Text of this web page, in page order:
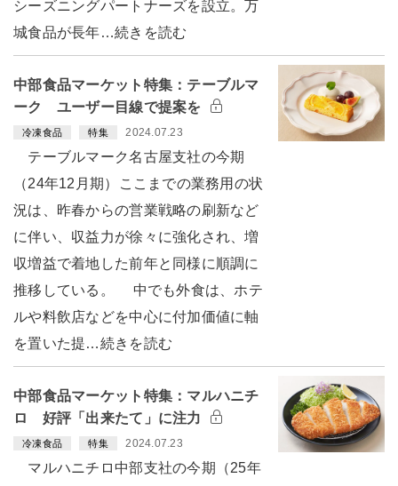
シーズニングパートナーズを設立。万
城食品が長年…続きを読む
中部食品マーケット特集：テーブルマ
ーク ユーザー目線で提案を
冷凍食品 特集 2024.07.23
テーブルマーク名古屋支社の今期
（24年12月期）ここまでの業務用の状
況は、昨春からの営業戦略の刷新など
に伴い、収益力が徐々に強化され、増
収増益で着地した前年と同様に順調に
推移している。 中でも外食は、ホテ
ルや料飲店などを中心に付加価値に軸
を置いた提…続きを読む
中部食品マーケット特集：マルハニチ
ロ 好評「出来たて」に注力
冷凍食品 特集 2024.07.23
マルハニチロ中部支社の今期（25年